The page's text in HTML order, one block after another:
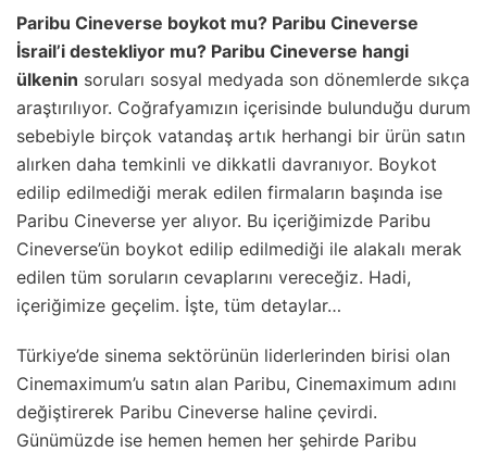
Paribu Cineverse boykot mu? Paribu Cineverse
İsrail’i destekliyor mu? Paribu Cineverse hangi
ülkenin soruları sosyal medyada son dönemlerde sıkça
araştırılıyor. Coğrafyamızın içerisinde bulunduğu durum
sebebiyle birçok vatandaş artık herhangi bir ürün satın
alırken daha temkinli ve dikkatli davranıyor. Boykot
edilip edilmediği merak edilen firmaların başında ise
Paribu Cineverse yer alıyor. Bu içeriğimizde Paribu
Cineverse’ün boykot edilip edilmediği ile alakalı merak
edilen tüm soruların cevaplarını vereceğiz. Hadi,
içeriğimize geçelim. İşte, tüm detaylar…
Türkiye’de sinema sektörünün liderlerinden birisi olan
Cinemaximum’u satın alan Paribu, Cinemaximum adını
değiştirerek Paribu Cineverse haline çevirdi.
Günümüzde ise hemen hemen her şehirde Paribu